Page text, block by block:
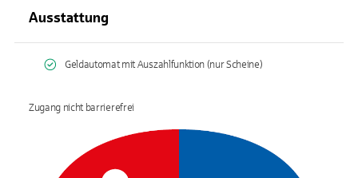
Ausstattung
Geldautomat mit Auszahlfunktion (nur Scheine)
Zugang nicht barrierefrei